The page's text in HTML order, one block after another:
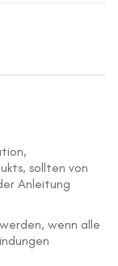
sollten von
Anleitung
wenn alle